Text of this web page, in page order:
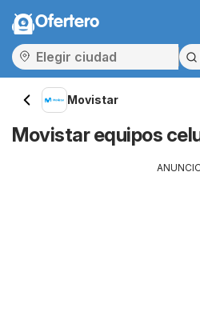
Ofertero
Movistar
Movistar equipos